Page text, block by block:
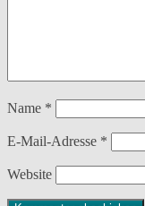
Name *
E-Mail-Adresse *
Website